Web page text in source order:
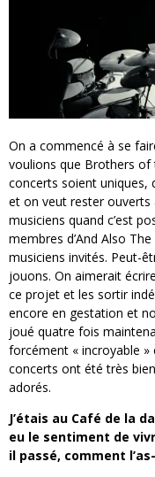
On a commencé à se
voulions que Brothers
concerts soient uniques,
et on veut rester ouverts
musiciens quand c’est
membres d’And Also
musiciens invités. Peut-
jouons. On aimerait
ce projet et les sortir
encore en gestation et
joué quatre fois
forcément « incroyable »
concerts ont été très
adorés.
J’étais au Café de la
eu le sentiment de
il passé, comment